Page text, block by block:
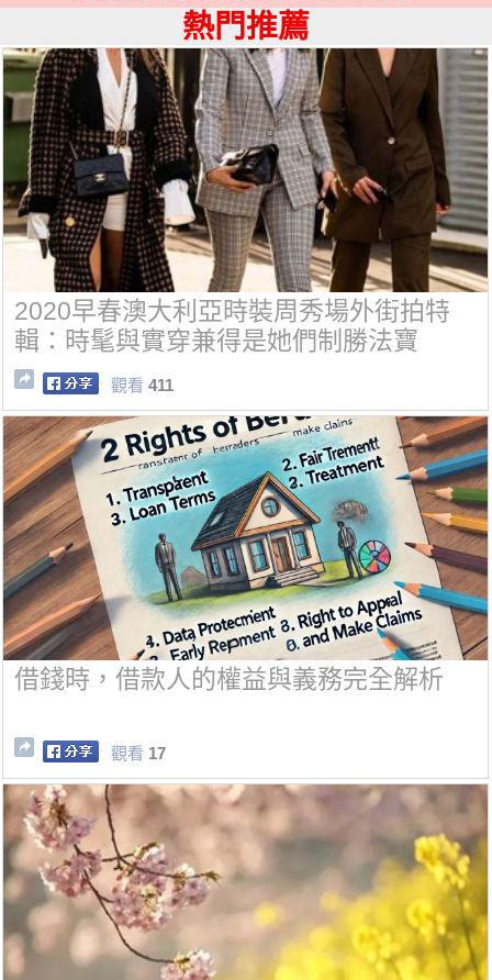
熱門推薦
2020早春澳大利亞時裝周秀場外街拍特
輯：時髦與實穿兼得是她們制勝法寶
觀看 411
借錢時，借款人的權益與義務完全解析
觀看 17